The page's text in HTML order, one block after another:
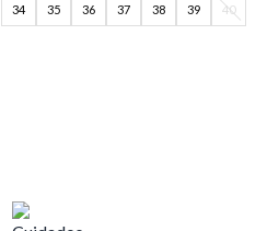
34 35 36 37 38 39 40